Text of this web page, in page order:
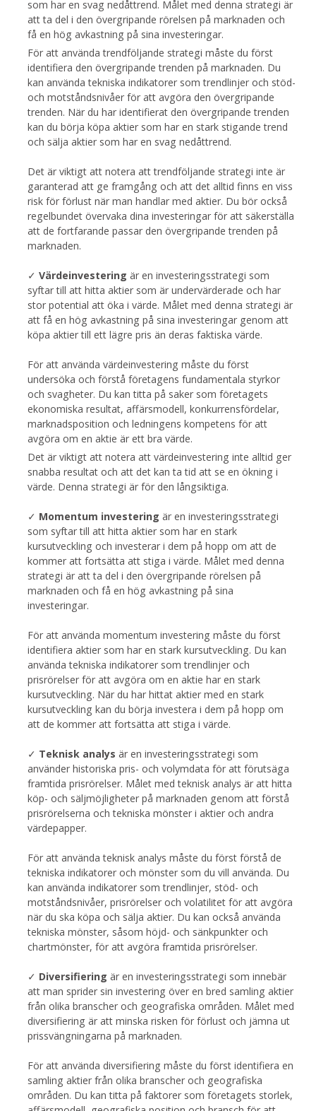
som har en svag nedåttrend. Målet med denna strategi är
att ta del i den övergripande rörelsen på marknaden och
få en hög avkastning på sina investeringar.
För att använda trendföljande strategi måste du först
identifiera den övergripande trenden på marknaden. Du
kan använda tekniska indikatorer som trendlinjer och stöd-
och motståndsnivåer för att avgöra den övergripande
trenden. När du har identifierat den övergripande trenden
kan du börja köpa aktier som har en stark stigande trend
och sälja aktier som har en svag nedåttrend.
Det är viktigt att notera att trendföljande strategi inte är
garanterad att ge framgång och att det alltid finns en viss
risk för förlust när man handlar med aktier. Du bör också
regelbundet övervaka dina investeringar för att säkerställa
att de fortfarande passar den övergripande trenden på
marknaden.
✓ Värdeinvestering är en investeringsstrategi som
syftar till att hitta aktier som är undervärderade och har
stor potential att öka i värde. Målet med denna strategi är
att få en hög avkastning på sina investeringar genom att
köpa aktier till ett lägre pris än deras faktiska värde.
För att använda värdeinvestering måste du först
undersöka och förstå företagens fundamentala styrkor
och svagheter. Du kan titta på saker som företagets
ekonomiska resultat, affärsmodell, konkurrensfördelar,
marknadsposition och ledningens kompetens för att
avgöra om en aktie är ett bra värde.
Det är viktigt att notera att värdeinvestering inte alltid ger
snabba resultat och att det kan ta tid att se en ökning i
värde. Denna strategi är för den långsiktiga.
✓ Momentum investering är en investeringsstrategi
som syftar till att hitta aktier som har en stark
kursutveckling och investerar i dem på hopp om att de
kommer att fortsätta att stiga i värde. Målet med denna
strategi är att ta del i den övergripande rörelsen på
marknaden och få en hög avkastning på sina
investeringar.
För att använda momentum investering måste du först
identifiera aktier som har en stark kursutveckling. Du kan
använda tekniska indikatorer som trendlinjer och
prisrörelser för att avgöra om en aktie har en stark
kursutveckling. När du har hittat aktier med en stark
kursutveckling kan du börja investera i dem på hopp om
att de kommer att fortsätta att stiga i värde.
✓ Teknisk analys är en investeringsstrategi som
använder historiska pris- och volymdata för att förutsäga
framtida prisrörelser. Målet med teknisk analys är att hitta
köp- och säljmöjligheter på marknaden genom att förstå
prisrörelserna och tekniska mönster i aktier och andra
värdepapper.
För att använda teknisk analys måste du först förstå de
tekniska indikatorer och mönster som du vill använda. Du
kan använda indikatorer som trendlinjer, stöd- och
motståndsnivåer, prisrörelser och volatilitet för att avgöra
när du ska köpa och sälja aktier. Du kan också använda
tekniska mönster, såsom höjd- och sänkpunkter och
chartmönster, för att avgöra framtida prisrörelser.
✓ Diversifiering är en investeringsstrategi som innebär
att man sprider sin investering över en bred samling aktier
från olika branscher och geografiska områden. Målet med
diversifiering är att minska risken för förlust och jämna ut
prissvängningarna på marknaden.
För att använda diversifiering måste du först identifiera en
samling aktier från olika branscher och geografiska
områden. Du kan titta på faktorer som företagets storlek,